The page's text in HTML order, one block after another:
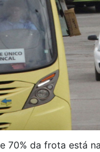
70% da frota está